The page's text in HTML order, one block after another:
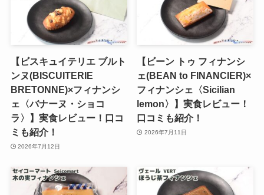
【ビスキュイテリエ ブルト
ンヌ(BISCUITERIE
BRETONNE)×フィナンシ
ェ〈バナーヌ・ショコ
ラ〉】実食レビュー！口コ
ミも紹介！
2026年7月12日
【ビーン トゥ フィナンシ
ェ(BEAN to FINANCIER)×
フィナンシェ〈Sicilian
lemon〉】実食レビュー！
口コミも紹介！
2026年7月11日